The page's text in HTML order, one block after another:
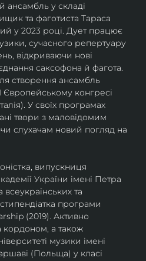
ансамбль у складі
та фаготиста Тараса
у 2023 році. Дует працює
сучасного репертуару
відкриваючи нові
саксофона й фагота.
створення ансамбль
Європейському конгресі
У своїх програмах
твори з маловідомим
слухачам новий погляд на
випускниця
України імені Петра
та
програми
(2019). Активно
кордоном, а також
музики імені
(Польща) у класі